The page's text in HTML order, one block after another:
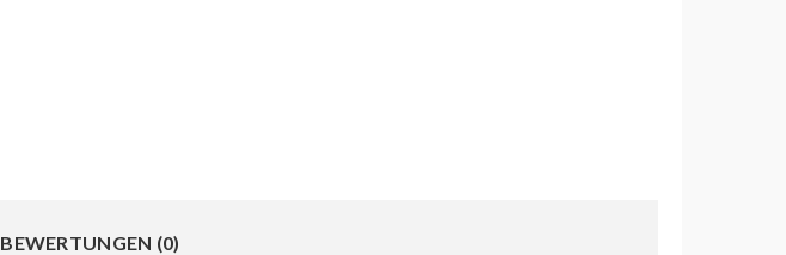
BEWERTUNGEN (0)